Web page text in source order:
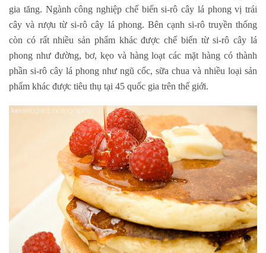
gia tăng. Ngành công nghiệp chế biến si-rô cây lá phong vị trái
cây và rượu từ si-rô cây lá phong. Bên cạnh si-rô truyền thống
còn có rất nhiều sản phẩm khác được chế biến từ si-rô cây lá
phong như đường, bơ, kẹo và hàng loạt các mặt hàng có thành
phần si-rô cây lá phong như ngũ cốc, sữa chua và nhiều loại sản
phẩm khác được tiêu thụ tại 45 quốc gia trên thế giới.